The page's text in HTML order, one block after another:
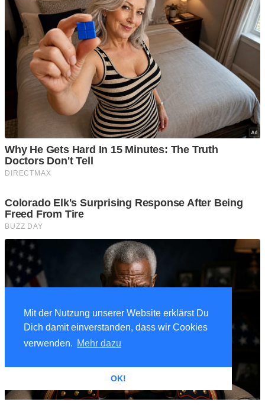
Mit der Nutzung unserer Website erklärst Du
Dich damit einverstanden, dass wir Cookies
verwenden. Mehr dazu
OK!